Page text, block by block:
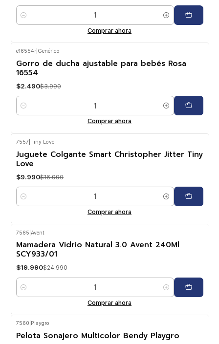
Cantidad
Comprar ahora
OFF
e16554r| Genérico
Gorro de ducha ajustable para bebés Rosa
16554
$2.490$3.990
Cantidad
Comprar ahora
7557 Tiny Love
Juguete Colgante Smart Christopher Jitter Tiny
Love
$9.990$16.990
Cantidad
Comprar ahora
-20%OFF
7565 Avent
Mamadera Vidrio Natural 3.0 Avent 240Ml
SCY933/01
$19.990$24.990
Cantidad
Comprar ahora
-40%
7560 Playgro
Pelota Sonajero Multicolor Bendy Playgro